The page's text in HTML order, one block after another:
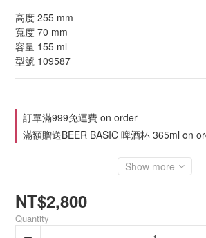
高度 255 mm
寬度 70 mm
容量 155 ml
型號 109587
訂單滿999免運費 on order
滿額贈送BEER BASIC 啤酒杯 365ml on
Show more
NT$2,800
Quantity